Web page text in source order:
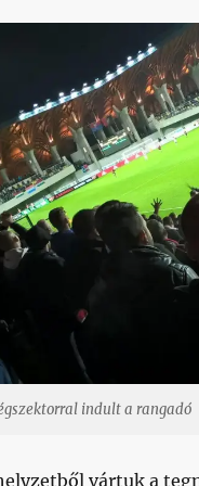
indult a rangadó
vártuk a